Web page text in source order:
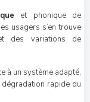
et phonique de
usagers s’en trouve
des variations de
à un système adapté,
dégradation rapide du